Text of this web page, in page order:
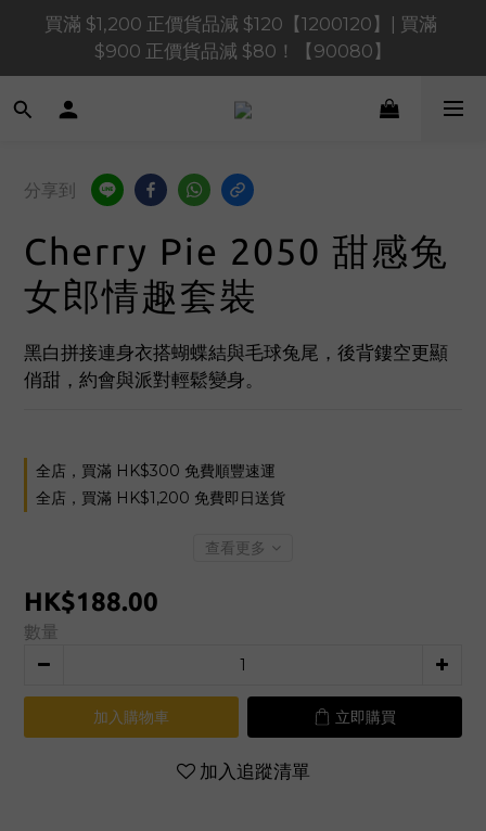
買滿 $1,200 正價貨品減 $120【1200120】| 買滿
$900 正價貨品減 $80！【90080】
買滿 $1,200 正價貨品減 $120【1200120】| 買滿
$900 正價貨品減 $80！【90080】
買滿 $600 正價貨品減 $40【60040】| 買滿 $400 正
📢 系統維護通知 – SHOPLINE Payments FPS將於
2026 年 8 月 9 日（日）凌晨 01:00 至 11:00 暫停交易
買滿 $1,200 正價貨品減 $120【1200120】| 買滿
$900 正價貨品減 $80！【90080】
分享到
Cherry Pie 2050 甜感兔
女郎情趣套裝
黑白拼接連身衣搭蝴蝶結與毛球兔尾，後背鏤空更顯
俏甜，約會與派對輕鬆變身。
全店，買滿 HK$300 免費順豐速運
全店，買滿 HK$1,200 免費即日送貨
查看更多
HK$188.00
數量
加入購物車 立即購買
加入追蹤清單